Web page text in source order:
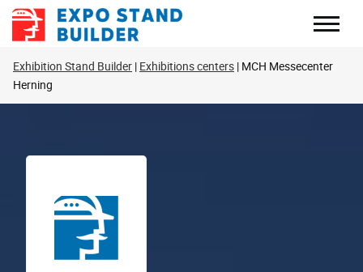
Zum
Inhalt
Exhibition Stand Builder Exhibitions centers MCH Messecenter
Herning